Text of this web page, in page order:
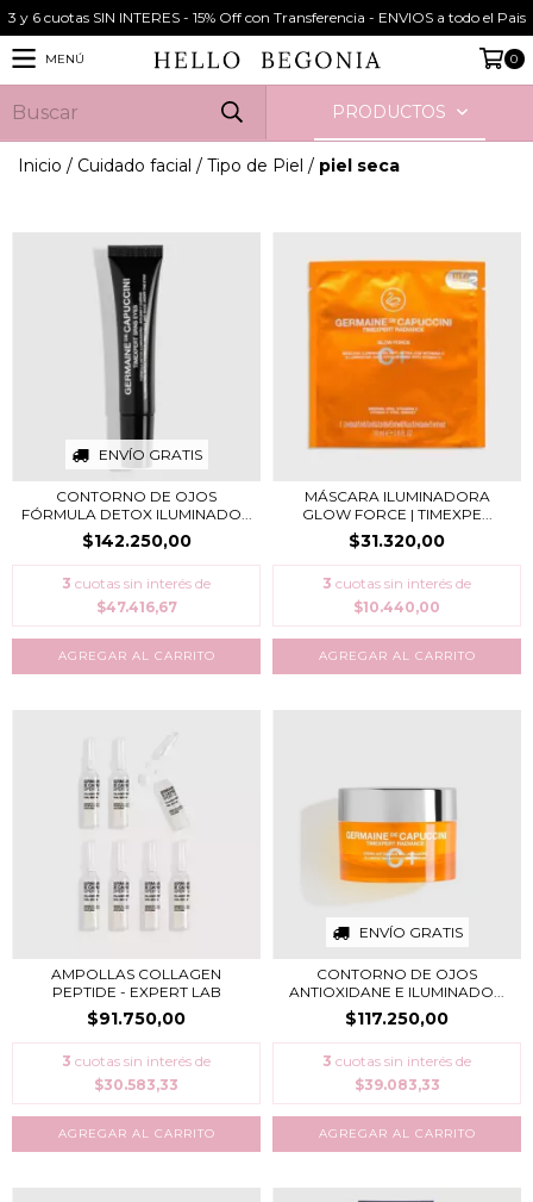
3 y 6 cuotas SIN INTERES - 15% Off con Transferencia - ENVIOS a todo el Pais
MENÚ 0
PRODUCTOS
Inicio / Cuidado facial / Tipo de Piel / piel seca
ENVÍO GRATIS
CONTORNO DE OJOS
FÓRMULA DETOX ILUMINADO...
$142.250,00
3 cuotas sin interés de
$47.416,67
MÁSCARA ILUMINADORA
GLOW FORCE | TIMEXPE...
$31.320,00
3 cuotas sin interés de
$10.440,00
AMPOLLAS COLLAGEN
PEPTIDE - EXPERT LAB
$91.750,00
3 cuotas sin interés de
$30.583,33
ENVÍO GRATIS
CONTORNO DE OJOS
ANTIOXIDANE E ILUMINADO...
$117.250,00
3 cuotas sin interés de
$39.083,33